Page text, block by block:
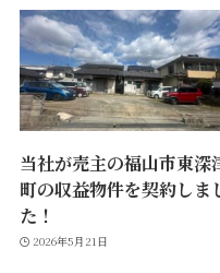
当社が売主の福山市東深
町の収益物件を契約しま
た！
2026年5月21日